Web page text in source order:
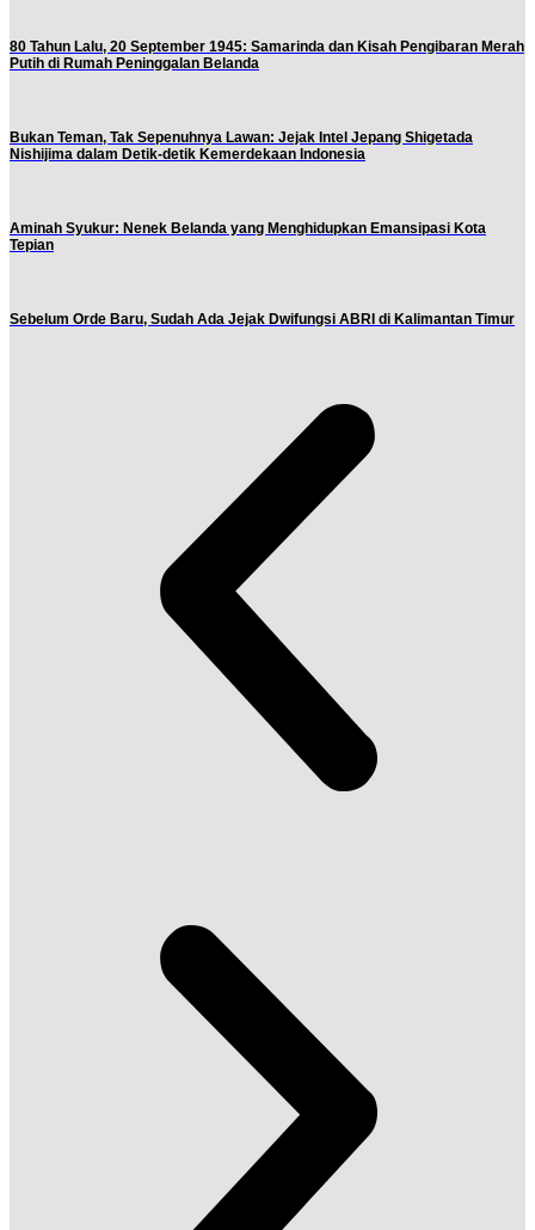
80 Tahun Lalu, 20 September 1945: Samarinda dan Kisah Pengibaran Merah
Putih di Rumah Peninggalan Belanda
Bukan Teman, Tak Sepenuhnya Lawan: Jejak Intel Jepang Shigetada
Nishijima dalam Detik-detik Kemerdekaan Indonesia
Aminah Syukur: Nenek Belanda yang Menghidupkan Emansipasi Kota
Tepian
Sebelum Orde Baru, Sudah Ada Jejak Dwifungsi ABRI di Kalimantan Timur